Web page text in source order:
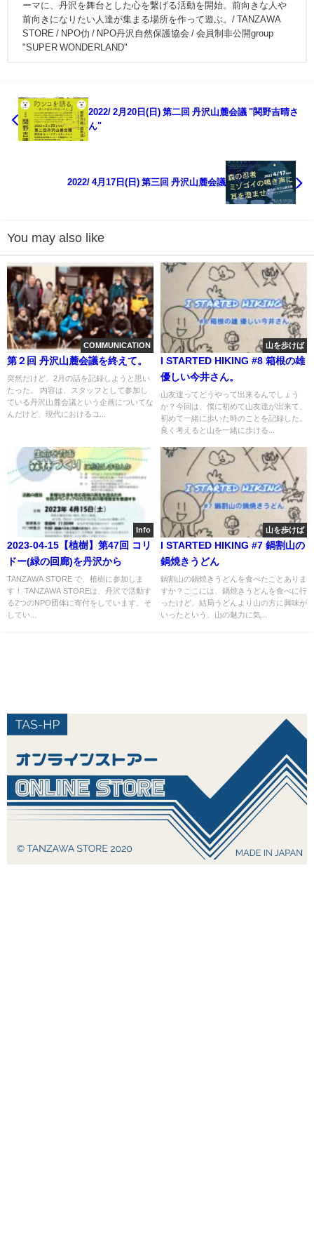
ーマに、丹沢を舞台とした心を繋げる活動を開始。前向きな人や
前向きになりたい人達が集まる場所を作って遊ぶ。/ TANZAWA
STORE / NPO仂 / NPO丹沢自然保護協会 / 会員制非公開group
"SUPER WONDERLAND"
2022/ 2月20日(日) 第二回 丹沢山麓会議 "関野吉晴さ
ん"
2022/ 4月17日(日) 第三回 丹沢山麓会議
You may also like
COMMUNICATION
第２回 丹沢山麓会議を終えて。
突然だけど、2月の話を記録しようと思い
たった。 内容は、スタッフとして参加し
ている丹沢山麓会議という企画についてな
んだけど、現代におけるコ...
山を歩けば
I STARTED HIKING #8 箱根の雄
優しい今井さん。
山友達ってどうやって出来るんでしょう
か？今回は、僕に初めて山友達が出来て、
初めて一緒に歩いた時のことを記録した。
良く考えると山を一緒に歩ける...
Info
2023-04-15【植樹】第47回 コリ
ドー(緑の回廊)を丹沢から
TANZAWA STORE で、植樹に参加しま
す！ TANZAWA STOREは、丹沢で活動す
る2つのNPO団体に寄付をしています。そ
してい...
山を歩けば
I STARTED HIKING #7 鍋割山の
鍋焼きうどん
鍋割山の鍋焼きうどんを食べたことありま
すか？ここには、鍋焼きうどんを食べに行
ったけど、結局うどんより山の方に興味が
いったという、山の魅力に気...